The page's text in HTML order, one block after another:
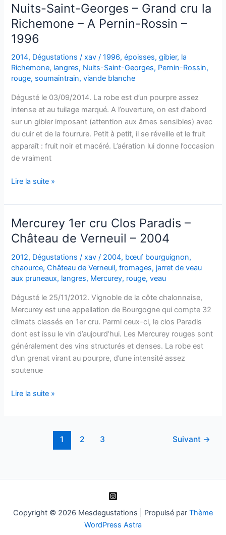
Nuits-Saint-Georges – Grand cru la
Richemone – A Pernin-Rossin –
1996
2014, Dégustations /xav/1996,époisses,gibier, la
Richemone, langres, Nuits-Saint-Georges, Pernin-Rossin,
rouge, soumaintrain,viande blanche
Dégusté le 03/09/2014. La robe est d’un pourpre assez
intense et au tuilage marqué. A l’ouverture, on est d’abord
sur un gibier imposant (attention aux âmes sensibles) avec
du cuir et de la fourrure. Petit à petit, il se réveille et le fruit
apparaît : fruit noir et macéré. L’aération lui donne l’occasion
de vraiment
Nuits-
Georges
–
Grand
cru
la
Richemone
–
Pernin-
Rossin
–
1996
Lire la suite »
Mercurey 1er cru Clos Paradis –
Château de Verneuil – 2004
2012, Dégustations /xav/ 2004, bœuf bourguignon,
chaource,Château de Verneuil,fromages, jarret de veau
aux pruneaux, langres, Mercurey, rouge,veau
Dégusté le 25/11/2012. Vignoble de la côte chalonnaise,
Mercurey est une appellation de Bourgogne qui compte 32
climats classés en 1er cru. Parmi ceux-ci, le clos Paradis
dont est issu le vin d’aujourd’hui. Les Mercurey rouges sont
généralement des vins structurés et denses. La robe est
d’un grenat virant au pourpre, d’une intensité assez
soutenue
Mercurey
de
2004
Lire la suite »
1 2 3 Suivant →
Copyright © 2026 Mesdegustations | Propulsé par Thème
WordPress Astra